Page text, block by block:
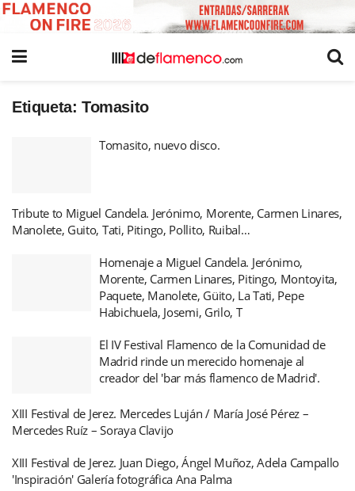
Etiqueta: Tomasito
Tomasito, nuevo disco.
Tribute to Miguel Candela. Jerónimo, Morente, Carmen Linares,
Manolete, Guito, Tati, Pitingo, Pollito, Ruibal…
Homenaje a Miguel Candela. Jerónimo,
Morente, Carmen Linares, Pitingo, Montoyita,
Paquete, Manolete, Güito, La Tati, Pepe
Habichuela, Josemi, Grilo, T
El IV Festival Flamenco de la Comunidad de
Madrid rinde un merecido homenaje al
creador del 'bar más flamenco de Madrid'.
XIII Festival de Jerez. Mercedes Luján / María José Pérez –
Mercedes Ruíz – Soraya Clavijo
XIII Festival de Jerez. Juan Diego, Ángel Muñoz, Adela Campallo
'Inspiración' Galería fotográfica Ana Palma